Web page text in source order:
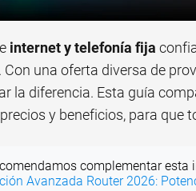
internet y telefonía fija
una oferta diversa de
la diferencia. Esta guía
y beneficios, para que
complementar esta
Avanzada Router 2026: